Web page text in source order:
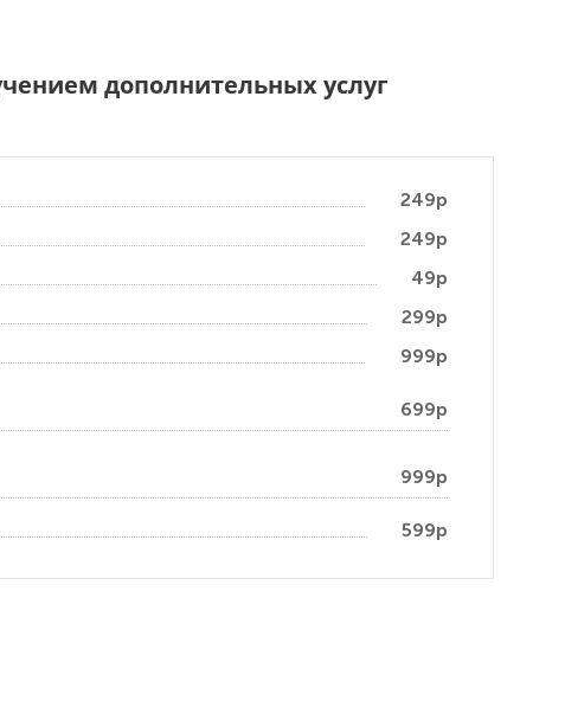
дополнительных услуг
249р
249р
49р
299р
999р
699р
999р
599р